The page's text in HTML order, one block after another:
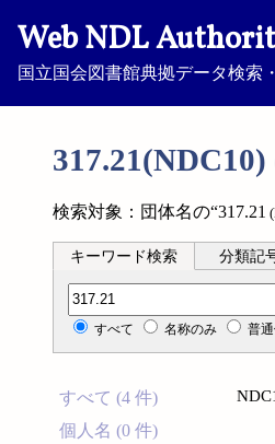
Web NDL
国立国会図書館典拠データ検索
検索対象：団体名の“317.21
キーワード検索 分類記
分類記号検索
すべて 名称のみ 普
すべて (4 件)
個人名 (0 件)